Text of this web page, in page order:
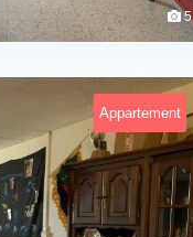
5
Appartement